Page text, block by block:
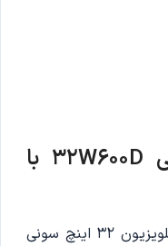
تلویزیون 32 اینچ سونی 32W600D با
یکی از ویژگی های چشم گیر این تلویزیون 32 اینچ سونی